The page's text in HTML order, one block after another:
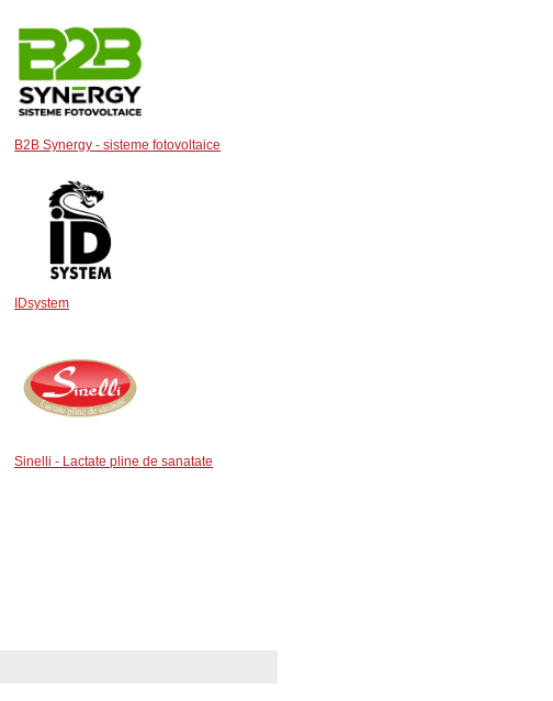
B2B Synergy - sisteme fotovoltaice
IDsystem
Sinelli - Lactate pline de sanatate